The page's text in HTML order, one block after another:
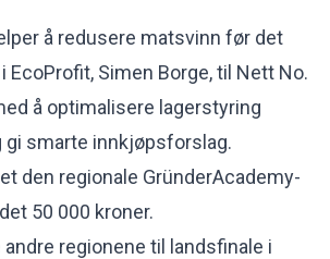
å redusere matsvinn før det
EcoProfit, Simen Borge, til Nett No.
å optimalisere lagerstyring
gi smarte innkjøpsforslag.
den regionale GründerAcademy-
50 000 kroner.
regionene til landsfinale i